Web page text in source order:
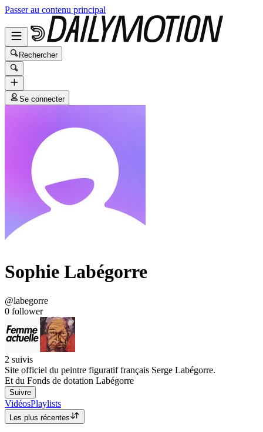
Passer au contenu principal
Rechercher
Se connecter
Sophie Labégorre
@labegorre
0 follower
2 suivis
Site officiel du peintre figuratif français Serge Labégorre.
Et du Fonds de dotation Labégorre
Suivre
VidéosPlaylists
Les plus récentes